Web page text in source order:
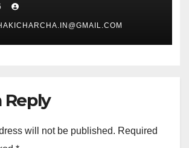
Reply
will not be published. Required